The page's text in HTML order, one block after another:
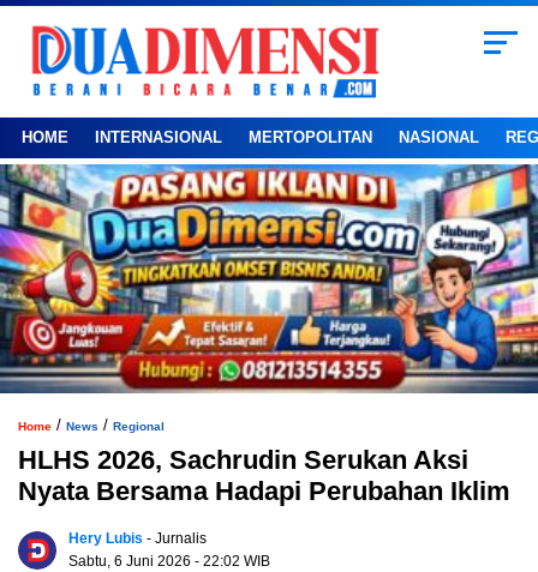
HOME INTERNASIONAL MERTOPOLITAN NASIONAL
Home / News / Regional
HLHS 2026, Sachrudin Serukan Aksi
Nyata Bersama Hadapi Perubahan Iklim
Hery Lubis - Jurnalis
Sabtu, 6 Juni 2026 - 22:02 WIB